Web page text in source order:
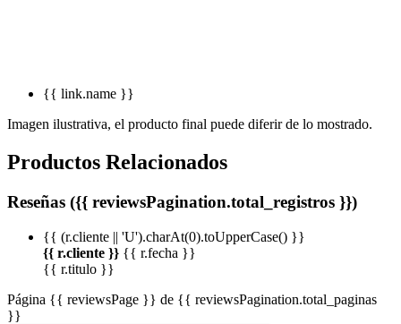
{{ link.name }}
Imagen ilustrativa, el producto final puede diferir de lo mostrado.
Productos Relacionados
Reseñas ({{ reviewsPagination.total_registros }})
{{ (r.cliente || 'U').charAt(0).toUpperCase() }}
{{ r.cliente }} {{ r.fecha }}
{{ r.titulo }}
Página {{ reviewsPage }} de {{ reviewsPagination.total_paginas
}}